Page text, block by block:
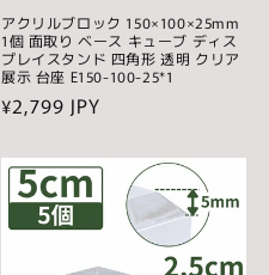
アクリルブロック 150×100×25mm
1個 面取り ベース キューブ ディス
プレイスタンド 四角形 透明 クリア
展示 台座 E150-100-25*1
通
価
格
¥2,799 JPY